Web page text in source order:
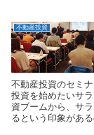
不動産投資
不動産投資のセミ
投資を始めたいサ
資ブームから、サ
るという印象があ